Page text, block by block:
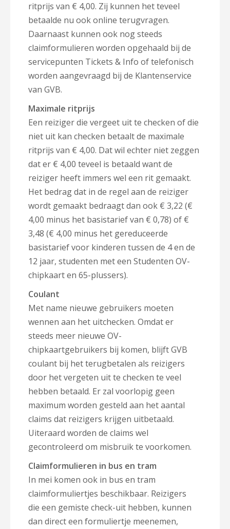
ritprijs van € 4,00. Zij kunnen het teveel
betaalde nu ook online terugvragen.
Daarnaast kunnen ook nog steeds
claimformulieren worden opgehaald bij de
servicepunten Tickets & Info of telefonisch
worden aangevraagd bij de Klantenservice
van GVB.
Maximale ritprijs
Een reiziger die vergeet uit te checken of die
niet uit kan checken betaalt de maximale
ritprijs van € 4,00. Dat wil echter niet zeggen
dat er € 4,00 teveel is betaald want de
reiziger heeft immers wel een rit gemaakt.
Het bedrag dat in de regel aan de reiziger
wordt gemaakt bedraagt dan ook € 3,22 (€
4,00 minus het basistarief van € 0,78) of €
3,48 (€ 4,00 minus het gereduceerde
basistarief voor kinderen tussen de 4 en de
12 jaar, studenten met een Studenten OV-
chipkaart en 65-plussers).
Coulant
Met name nieuwe gebruikers moeten
wennen aan het uitchecken. Omdat er
steeds meer nieuwe OV-
chipkaartgebruikers bij komen, blijft GVB
coulant bij het terugbetalen als reizigers
door het vergeten uit te checken te veel
hebben betaald. Er zal voorlopig geen
maximum worden gesteld aan het aantal
claims dat reizigers krijgen uitbetaald.
Uiteraard worden de claims wel
gecontroleerd om misbruik te voorkomen.
Claimformulieren in bus en tram
In mei komen ook in bus en tram
claimformuliertjes beschikbaar. Reizigers
die een gemiste check-uit hebben, kunnen
dan direct een formuliertje meenemen,